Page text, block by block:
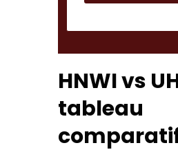
HNWI vs
tableau